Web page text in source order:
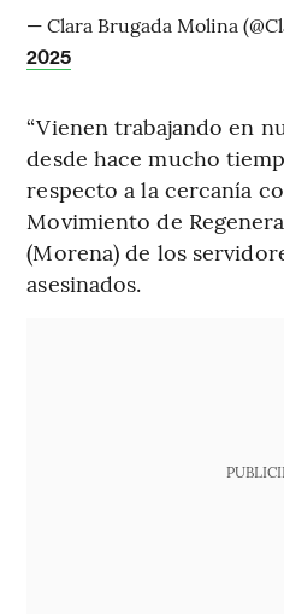
— Clara Brugada Molina
2025
“Vienen trabajando en
desde hace mucho
respecto a la cercanía
Movimiento de
(Morena) de los
asesinados.